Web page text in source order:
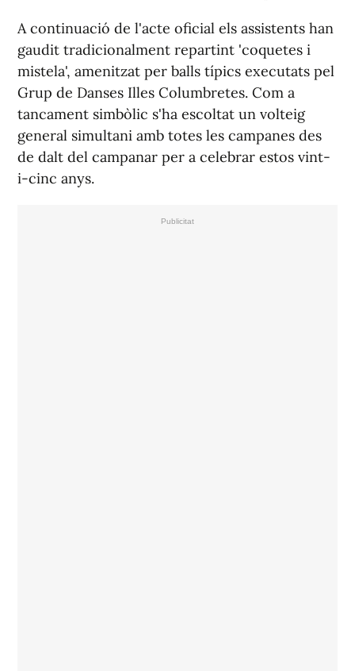
A continuació de l'acte oficial els assistents han
gaudit tradicionalment repartint 'coquetes i
mistela', amenitzat per balls típics executats pel
Grup de Danses Illes Columbretes. Com a
tancament simbòlic s'ha escoltat un volteig
general simultani amb totes les campanes des
de dalt del campanar per a celebrar estos vint-
i-cinc anys.